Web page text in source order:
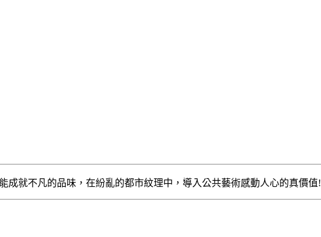
成就不凡的品味，在紛亂的都市紋理中，導入公共藝術感動人心的真價值!